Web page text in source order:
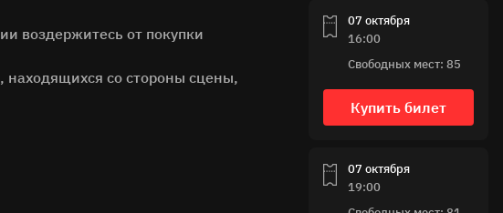
воздержитесь от покупки
находящихся со стороны сцены,
07 октября
16:00
Свободных мест: 85
Купить билет
07 октября
19:00